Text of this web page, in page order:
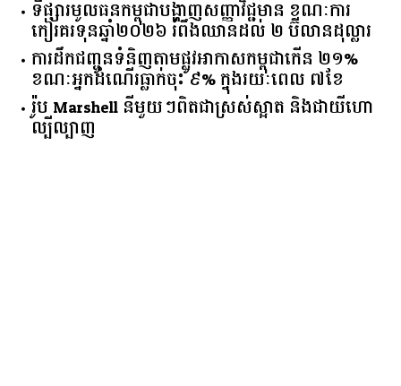
ទីផ្សារ​មូលធន​កម្ពុជា​បង្ហាញ​សញ្ញា​វិជ្ជមាន​ ​ខណៈ​ការ​
កៀរគរ​ទុន​ឆ្នាំ​២០២៦​ ​រំពឹង​ឈានដល់​ ​២​ ​ប៊ីលាន​ដុល្លារ​
ការដឹកជញ្ជូនទំនិញតាមផ្លូវអាកាសកម្ពុជាកើន ២១%
ខណៈអ្នកដំណើរធ្លាក់ចុះ ៩% ក្នុងរយៈពេល ៧ខែ
រ៉ូប Marshell នីមួយៗពិតជាស្រស់ស្អាត និងជាយីហោ
ល្បីល្បាញ